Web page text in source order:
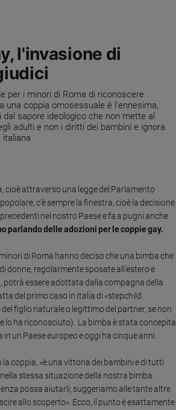
l'invasione di
per i minori di Roma di riconoscere
una coppia omosessuale è l'ennesima,
sapore ideologico che non mette al
adulti e non i diritti dei bambini e ignora
cioè attraverso una legge del Parlamento
c’è sempre la finestra, cioè la decisione
nel nostro Paese e fa a pugni anche
parlando delle adozioni per le coppie gay.
di Roma hanno deciso che una bimba che
donne, regolarmente sposate all'estero e
potrà essere adottata dalla compagna della
del primo caso in Italia di «stepchild
figlio naturale o legittimo del partner, se non
lo ha riconosciuto). La bimba è stata concepita
un Paese europeo e oggi ha cinque anni.
coppia, «è una vittoria dei bambini e di tutti
stessa situazione della nostra bimba.
possa aiutarli; suggeriamo alle tante altre
allo scoperto». Ecco, il punto è esattamente